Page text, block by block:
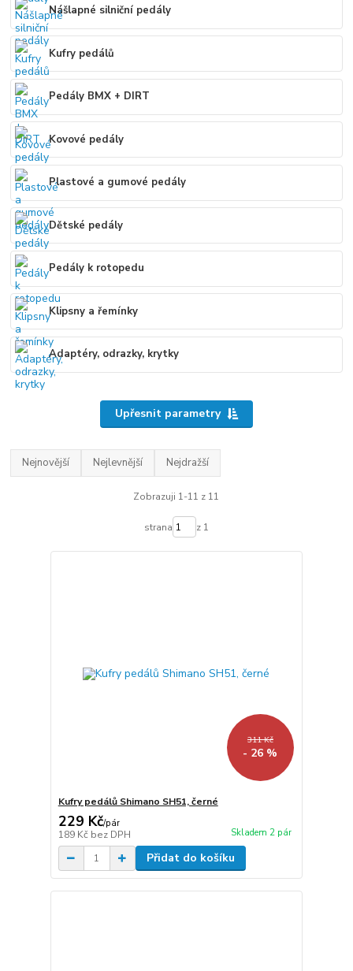
Nášlapné silniční pedály
Kufry pedálů
Pedály BMX + DIRT
Kovové pedály
Plastové a gumové pedály
Dětské pedály
Pedály k rotopedu
Klipsny a řemínky
Adaptéry, odrazky, krytky
Upřesnit parametry
Nejnovější Nejlevnější Nejdražší
Zobrazuji 1-11 z 11
strana z 1
311 Kč
- 26 %
Kufry pedálů Shimano SH51, černé
229 Kč/pár
189 Kč bez DPH Skladem 2 pár
Přidat do košíku